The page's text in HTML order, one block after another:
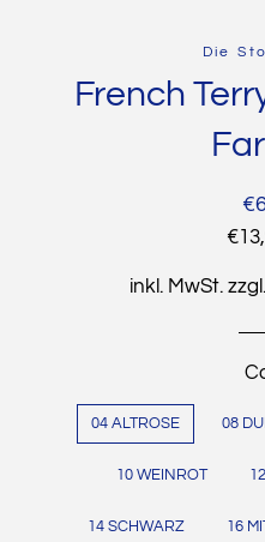
Die
French
inkl. MwSt. zzgl.
04 ALTROSE 08
10 WEINROT
14 SCHWARZ 16